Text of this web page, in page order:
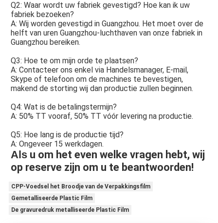
Q2: Waar wordt uw fabriek gevestigd? Hoe kan ik uw
fabriek bezoeken?
A: Wij worden gevestigd in Guangzhou. Het moet over de
helft van uren Guangzhou-luchthaven van onze fabriek in
Guangzhou bereiken.
Q3: Hoe te om mijn orde te plaatsen?
A: Contacteer ons enkel via Handelsmanager, E-mail,
Skype of telefoon om de machines te bevestigen,
makend de storting wij dan productie zullen beginnen.
Q4: Wat is de betalingstermijn?
A: 50% TT vooraf, 50% TT vóór levering na productie.
Q5: Hoe lang is de productie tijd?
A: Ongeveer 15 werkdagen.
Als u om het even welke vragen hebt, wij
op reserve zijn om u te beantwoorden!
CPP-Voedsel het Broodje van de Verpakkingsfilm
Gemetalliseerde Plastic Film
De gravuredruk metalliseerde Plastic Film